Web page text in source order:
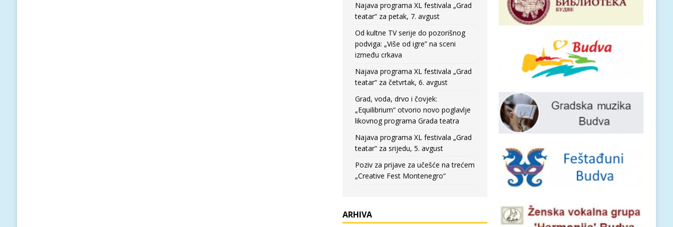
Najava programa XL festivala „Grad
teatar“ za petak, 7. avgust
Od kultne TV serije do pozorišnog
podviga: „Više od igre” na sceni
između crkava
Najava programa XL festivala „Grad
teatar“ za četvrtak, 6. avgust
Grad, voda, drvo i čovjek:
„Equilibrium“ otvorio novo poglavlje
likovnog programa Grada teatra
Najava programa XL festivala „Grad
teatar“ za srijedu, 5. avgust
Poziv za prijave za učešće na trećem
„Creative Fest Montenegro“
ARHIVA